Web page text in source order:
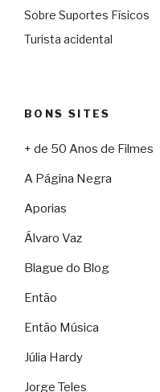
Sobre Suportes Físicos
Turista acidental
BONS SITES
+ de 50 Anos de Filmes
A Página Negra
Aporias
Álvaro Vaz
Blague do Blog
Então
Então Música
Júlia Hardy
Jorge Teles